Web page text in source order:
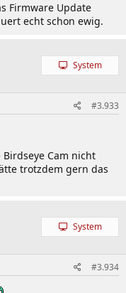
Firmware Update
echt schon ewig.
System
#3.933
Cam nicht
trotzdem gern das
System
#3.934